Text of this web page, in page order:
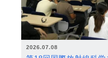
2026.07.08